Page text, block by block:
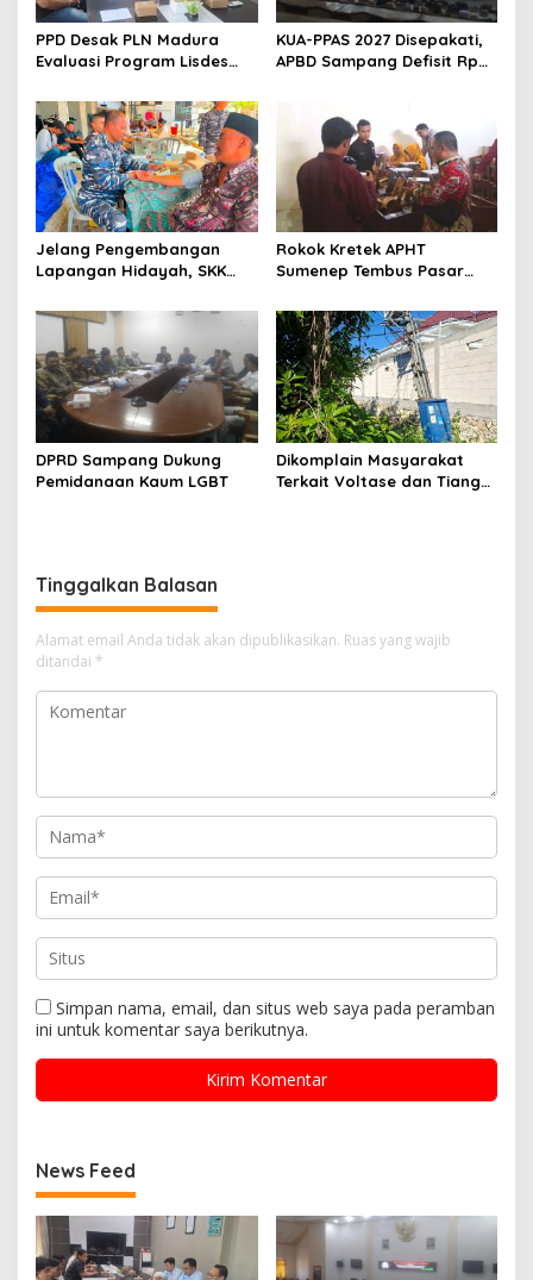
PPD Desak PLN Madura
Evaluasi Program Lisdes
KUA-PPAS 2027 Disepakati,
APBD Sampang Defisit Rp
Jelang Pengembangan
Lapangan Hidayah, SKK
Perkuat Sinergi dengan
Nelayan Sampang
Rokok Kretek APHT
Sumenep Tembus Pasar
DPRD Sampang Dukung
Pemidanaan Kaum LGBT
Dikomplain Masyarakat
Terkait Voltase dan Tiang
Tinggalkan Balasan
Alamat email Anda tidak akan dipublikasikan. Ruas yang wajib
ditandai *
Simpan nama, email, dan situs web saya pada peramban
ini untuk komentar saya berikutnya.
News Feed